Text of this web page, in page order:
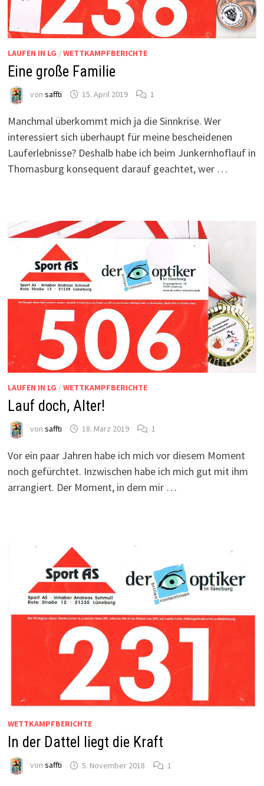
LAUFEN IN LG / WETTKAMPFBERICHTE
Eine große Familie
von saffti 15. April 2019 1
Manchmal überkommt mich ja die Sinnkrise. Wer
interessiert sich überhaupt für meine bescheidenen
Lauferlebnisse? Deshalb habe ich beim Junkernhoflauf in
Thomasburg konsequent darauf geachtet, wer …
LAUFEN IN LG / WETTKAMPFBERICHTE
Lauf doch, Alter!
von saffti 18. März 2019 1
Vor ein paar Jahren habe ich mich vor diesem Moment
noch gefürchtet. Inzwischen habe ich mich gut mit ihm
arrangiert. Der Moment, in dem mir …
WETTKAMPFBERICHTE
In der Dattel liegt die Kraft
von saffti 5. November 2018 1